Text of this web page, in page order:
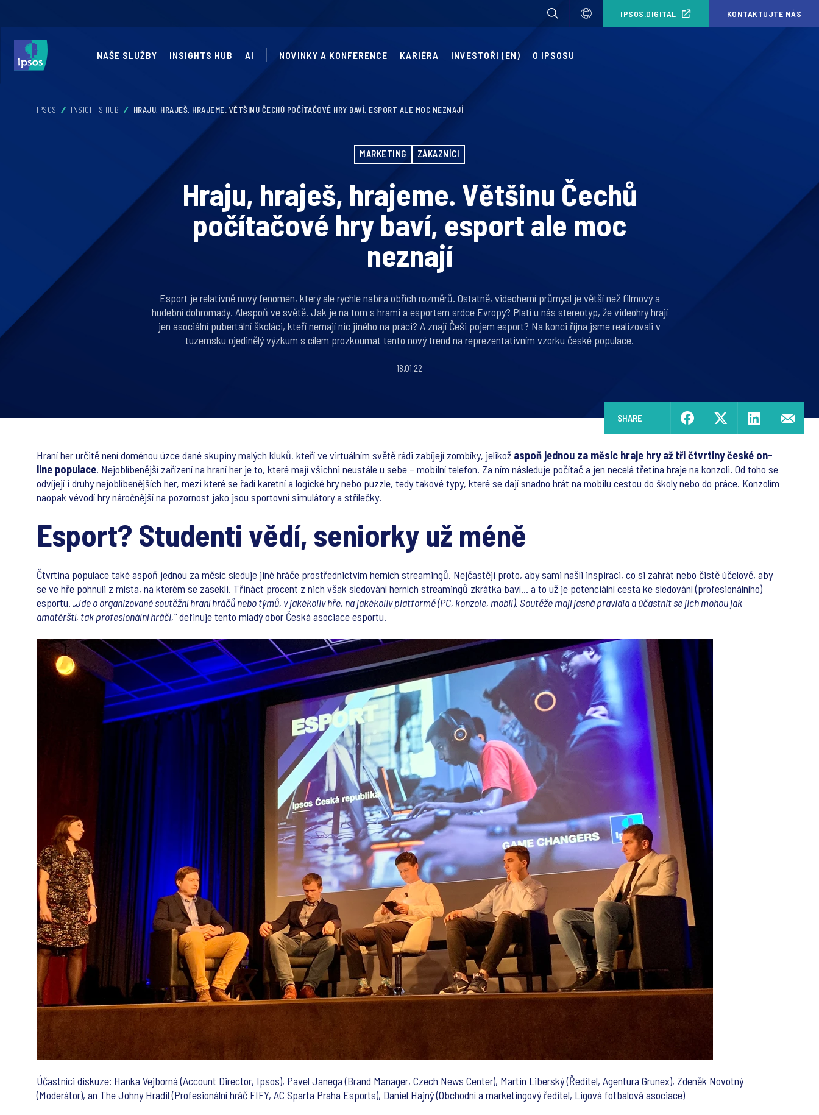
IPSOS.DIGITAL KONTAKTUJTE NÁS
NAŠE SLUŽBY INSIGHTS HUB AI NOVINKY A KONFERENCE KARIÉRA INVESTOŘI (EN) O IPSOSU
IPSOS INSIGHTS HUB HRAJU, HRAJEŠ, HRAJEME. VĚTŠINU ČECHŮ POČÍTAČOVÉ HRY BAVÍ, ESPORT ALE MOC NEZNAJÍ
MARKETING ZÁKAZNÍCI
Hraju, hraješ, hrajeme. Většinu Čechů
počítačové hry baví, esport ale moc
neznají
Esport je relativně nový fenomén, který ale rychle nabírá obřích rozměrů. Ostatně, videoherní průmysl je větší než filmový a
hudební dohromady. Alespoň ve světě. Jak je na tom s hrami a esportem srdce Evropy? Platí u nás stereotyp, že videohry hrají
jen asociální pubertální školáci, kteří nemají nic jiného na práci? A znají Češi pojem esport? Na konci října jsme realizovali v
tuzemsku ojedinělý výzkum s cílem prozkoumat tento nový trend na reprezentativním vzorku české populace.
18.01.22
SHARE
Hraní her určitě není doménou úzce dané skupiny malých kluků, kteří ve virtuálním světě rádi zabíjejí zombíky, jelikož aspoň jednou za měsíc hraje hry až tři čtvrtiny české on-
line populace. Nejoblíbenější zařízení na hraní her je to, které mají všichni neustále u sebe – mobilní telefon. Za ním následuje počítač a jen necelá třetina hraje na konzoli. Od toho se
odvíjejí i druhy nejoblíbenějších her, mezi které se řadí karetní a logické hry nebo puzzle, tedy takové typy, které se dají snadno hrát na mobilu cestou do školy nebo do práce. Konzolím
naopak vévodí hry náročnější na pozornost jako jsou sportovní simulátory a střílečky.
Esport? Studenti vědí, seniorky už méně
Čtvrtina populace také aspoň jednou za měsíc sleduje jiné hráče prostřednictvím herních streamingů. Nejčastěji proto, aby sami našli inspiraci, co si zahrát nebo čistě účelově, aby
se ve hře pohnuli z místa, na kterém se zasekli. Třináct procent z nich však sledování herních streamingů zkrátka baví… a to už je potenciální cesta ke sledování (profesionálního)
esportu. „Jde o organizované soutěžní hraní hráčů nebo týmů, v jakékoliv hře, na jakékoliv platformě (PC, konzole, mobil). Soutěže mají jasná pravidla a účastnit se jich mohou jak
amatérští, tak profesionální hráči,“definuje tento mladý obor Česká asociace esportu.
Účastníci diskuze: Hanka Vejborná (Account Director, Ipsos), Pavel Janega (Brand Manager, Czech News Center), Martin Liberský (Ředitel, Agentura Grunex), Zdeněk Novotný
(Moderátor), an The Johny Hradil (Profesionální hráč FIFY, AC Sparta Praha Esports), Daniel Hajný (Obchodní a marketingový ředitel, Ligová fotbalová asociace)